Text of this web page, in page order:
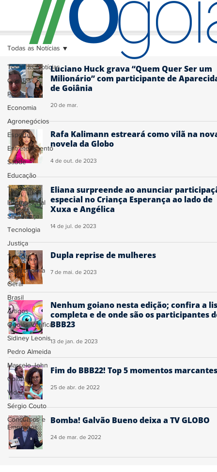
Todas as Notícias
Cidades
Política
Economia
Agronegócios
Esporte
Entretenimento
Saúde
Educação
Turismo
Internacional
Segurança
Tecnologia
Justiça
Trânsito
Gastronomia
Geral
Brasil
Artigos
Ogoiás Verifica
Sidiney Leonis
Pedro Almeida
Marcelo John
Colunistas
Vídeo
Sérgio Couto
Concursos e
Empregos
Todas as Notícias
Luciano Huck grava “Quem Quer Ser um
Milionário” com participante de
de Goiânia
20 de mar.
Rafa Kalimann estreará como vilã na
novela da Globo
4 de out. de 2023
Eliana surpreende ao anunciar
especial no Criança Esperança ao lado de
Xuxa e Angélica
14 de jul. de 2023
Dupla reprise de mulheres
7 de mai. de 2023
Nenhum goiano nesta edição; confira a
completa e de onde são os participantes
BBB23
13 de jan. de 2023
Fim do BBB22! Top 5 momentos marcantes
25 de abr. de 2022
Bomba! Galvão Bueno deixa a TV GLOBO
24 de mar. de 2022